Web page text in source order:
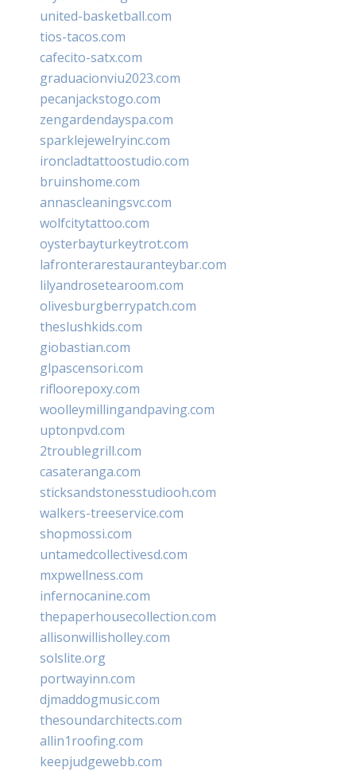
united-basketball.com
tios-tacos.com
cafecito-satx.com
graduacionviu2023.com
pecanjackstogo.com
zengardendayspa.com
sparklejewelryinc.com
ironcladtattoostudio.com
bruinshome.com
annascleaningsvc.com
wolfcitytattoo.com
oysterbayturkeytrot.com
lafronterarestauranteybar.com
lilyandrosetearoom.com
olivesburgberrypatch.com
theslushkids.com
giobastian.com
glpascensori.com
rifloorepoxy.com
woolleymillingandpaving.com
uptonpvd.com
2troublegrill.com
casateranga.com
sticksandstonesstudiooh.com
walkers-treeservice.com
shopmossi.com
untamedcollectivesd.com
mxpwellness.com
infernocanine.com
thepaperhousecollection.com
allisonwillisholley.com
solslite.org
portwayinn.com
djmaddogmusic.com
thesoundarchitects.com
allin1roofing.com
keepjudgewebb.com